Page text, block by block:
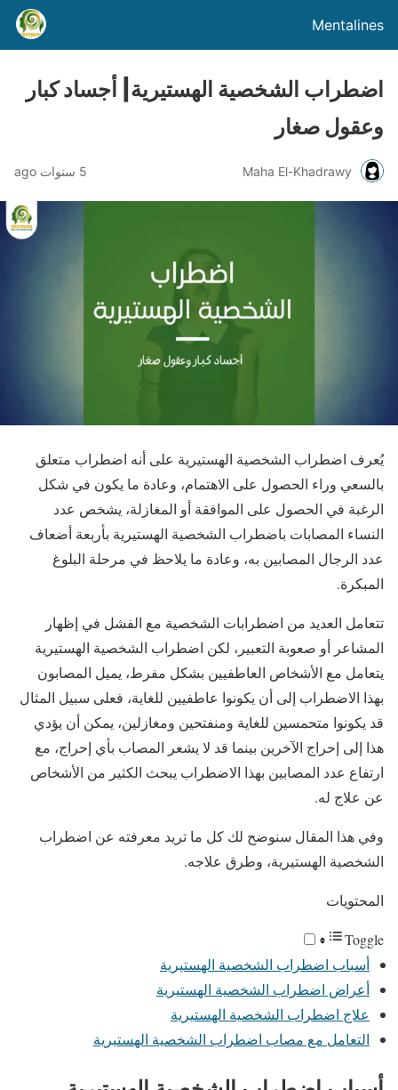
Mentalines
اضطراب الشخصية الهستيرية| أجساد كبار
وعقول صغار
Maha El-Khadrawy 5 سنوات ago
يُعرف اضطراب الشخصية الهستيرية على أنه اضطراب متعلق
بالسعي وراء الحصول على الاهتمام، وعادة ما يكون في شكل
الرغبة في الحصول على الموافقة أو المغازلة، يشخص عدد
النساء المصابات باضطراب الشخصية الهستيرية بأربعة أضعاف
عدد الرجال المصابين به، وعادة ما يلاحظ في مرحلة البلوغ
المبكرة.
تتعامل العديد من اضطرابات الشخصية مع الفشل في إظهار
المشاعر أو صعوبة التعبير، لكن اضطراب الشخصية الهستيرية
يتعامل مع الأشخاص العاطفيين بشكل مفرط، يميل المصابون
بهذا الاضطراب إلى أن يكونوا عاطفيين للغاية، فعلى سبيل المثال
قد يكونوا متحمسين للغاية ومنفتحين ومغازلين، يمكن أن يؤدي
هذا إلى إحراج الآخرين بينما قد لا يشعر المصاب بأي إحراج، مع
ارتفاع عدد المصابين بهذا الاضطراب يبحث الكثير من الأشخاص
عن علاج له.
وفي هذا المقال سنوضح لك كل ما تريد معرفته عن اضطراب
الشخصية الهستيرية، وطرق علاجه.
المحتويات
Toggle
أسباب اضطراب الشخصية الهستيرية
أعراض اضطراب الشخصية الهستيرية
علاج اضطراب الشخصية الهستيرية
التعامل مع مصاب اضطراب الشخصية الهستيرية